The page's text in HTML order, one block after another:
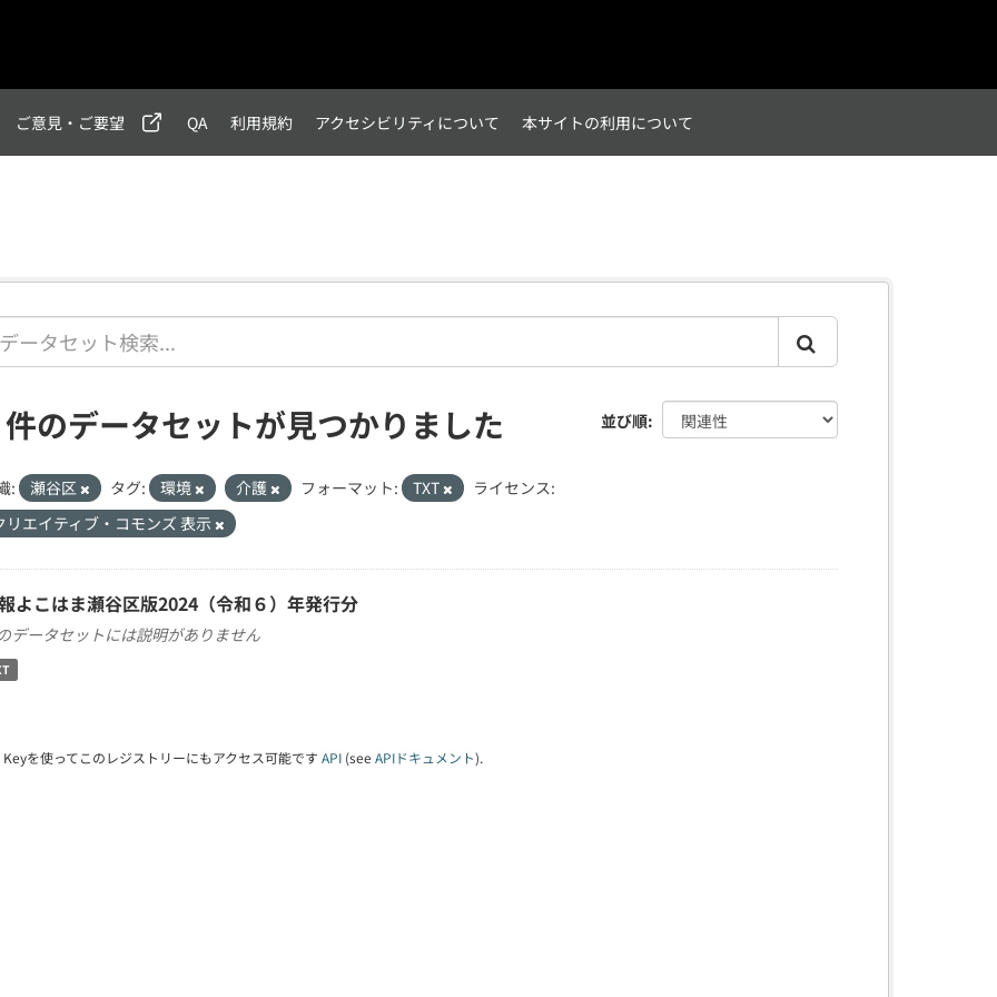
ご意見・ご要望 QA 利用規約 アクセシビリティについて 本サイトの利用について
並び順
のデータセットが見つかりました
: 瀬谷区 タグ: 環境 介護 フォーマット: TXT
ライセンス:
リエイティブ・コモンズ 表示
よこはま瀬谷区版2024（令和６）年発行分
データセットには説明がありません
Keyを使ってこのレジストリーにもアクセス可能です API (see APIドキュメント).